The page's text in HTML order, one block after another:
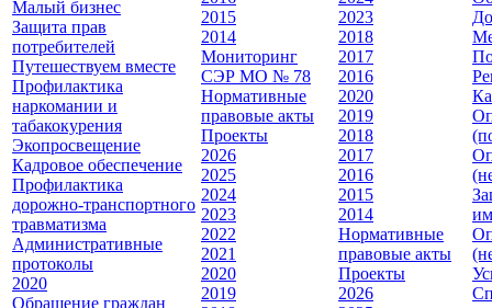
Малый бизнес
Защита прав
потребителей
Путешествуем вместе
Профилактика
наркомании и
табакокурения
Экопросвещение
Кадровое обеспечение
Профилактика
дорожно-транспортного
травматизма
Административные
протоколы
2020
Обращение граждан
2015
2014
Мониторинг
СЭР МО № 78
Нормативные
правовые акты
Проекты
2026
2025
2024
2023
2022
2021
2020
2019
2023
2018
2017
2016
2020
2019
2018
2017
2016
2015
2014
Нормативные
правовые акты
Проекты
2026